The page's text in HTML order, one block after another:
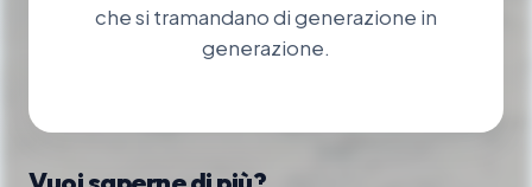
che si tramandano di generazione in
generazione.